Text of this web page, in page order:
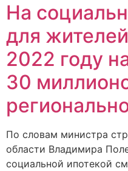
На
для
2022 году
30
По словам министра
области Владимира
социальной ипотекой